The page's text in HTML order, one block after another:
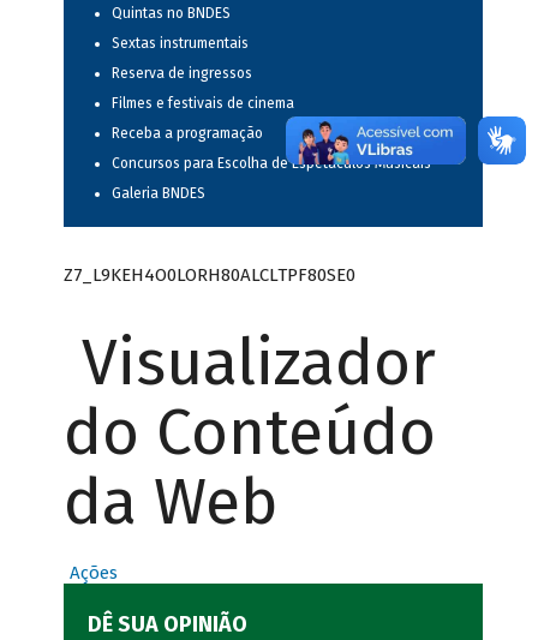
Quintas no BNDES
Sextas instrumentais
Reserva de ingressos
Filmes e festivais de cinema
Receba a programação
Concursos para Escolha de Espetáculos Musicais
Galeria BNDES
Z7_L9KEH4O0LORH80ALCLTPF80SE0
Visualizador
do Conteúdo
da Web
Ações
DÊ SUA OPINIÃO